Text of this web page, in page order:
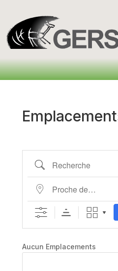
Recherche
Proche de…
Aucun Emplacements